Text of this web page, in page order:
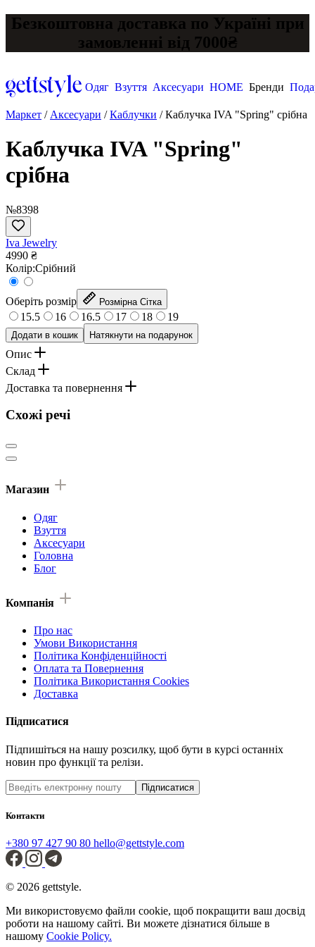
Безкоштовна доставка по Україні при
замовленні від 7000₴
Одяг Взуття Аксесуари HOME Бренди
Маркет / Аксесуари /Каблучки /Каблучка IVA "Spring" срібна
Каблучка IVA "Spring"
срібна
№8398
Iva Jewelry
4990 ₴
Колір:Срібний
Оберіть розмір Розмірна Сітка
15.5 16 16.5 17 18 19
Додати в кошик Натякнути на подарунок
Опис
Склад
Доставка та повернення
Схожі речі
Магазин
Одяг
Взуття
Аксесуари
Головна
Блог
Компанія
Про нас
Умови Використання
Політика Конфіденційності
Оплата та Повернення
Політика Використання Cookies
Доставка
Підписатися
Підпишіться на нашу розсилку, щоб бути в курсі останніх
новин про функції та релізи.
Підписатися
Контакти
+380 97 427 90 80 hello@gettstyle.com
© 2026 gettstyle.
Ми використовуємо файли cookie, щоб покращити ваш досвід
роботи на нашому сайті. Ви можете дізнатися більше в
нашому Cookie Policy.